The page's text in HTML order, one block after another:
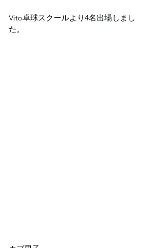
⁡Vito卓球スクールより4名出場しまし
た。⁡